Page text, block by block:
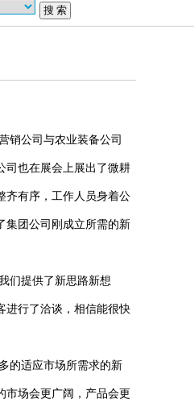
销公司与农业装备公司
司也在展会上展出了微耕
齐有序，工作人员身着公
集团公司刚成立所需的新
们提供了新思路新想
进行了洽谈，相信能很快
的适应市场所需求的新
市场会更广阔，产品会更